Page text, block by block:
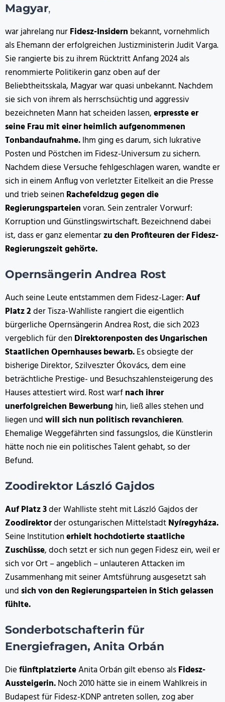
Magyar,
war jahrelang nurFidesz-Insidern bekannt, vornehmlich
als Ehemann der erfolgreichen Justizministerin Judit Varga.
Sie rangierte bis zu ihrem Rücktritt Anfang 2024 als
renommierte Politikerin ganz oben auf der
Beliebtheitsskala, Magyar war quasi unbekannt. Nachdem
sie sich von ihrem als herrschsüchtig und aggressiv
bezeichneten Mann hat scheiden lassen,erpresste er
seine Frau mit einer heimlich aufgenommenen
Tonbandaufnahme.Ihm ging es darum, sich lukrative
Posten und Pöstchen im Fidesz-Universum zu sichern.
Nachdem diese Versuche fehlgeschlagen waren, wandte er
sich in einem Anflug von verletzter Eitelkeit an die Presse
und trieb seinen Rachefeldzug gegen die
Regierungsparteienvoran. Sein zentraler Vorwurf:
Korruption und Günstlingswirtschaft. Bezeichnend dabei
ist, dass er ganz elementarzu den Profiteuren der Fidesz-
Regierungszeit gehörte.
Opernsängerin Andrea Rost
Auch seine Leute entstammen dem Fidesz-Lager:Auf
Platz 2der Tisza-Wahlliste rangiert die eigentlich
bürgerliche Opernsängerin Andrea Rost, die sich 2023
vergeblich für den Direktorenposten des Ungarischen
Staatlichen Opernhauses bewarb.Es obsiegte der
bisherige Direktor, Szilveszter Ókovács, dem eine
beträchtliche Prestige- und Besuchszahlensteigerung des
Hauses attestiert wird. Rost warfnach ihrer
unerfolgreichen Bewerbung hin, ließ alles stehen und
liegen undwill sich nun politisch revanchieren.
Ehemalige Weggefährten sind fassungslos, die Künstlerin
hätte noch nie ein politisches Talent gehabt, so der
Befund.
Zoodirektor László Gajdos
Auf Platz 3der Wahlliste steht mit László Gajdos der
Zoodirektorder ostungarischen MittelstadtNyíregyháza.
Seine Institutionerhielt hochdotierte staatliche
Zuschüsse, doch setzt er sich nun gegen Fidesz ein, weil er
sich vor Ort – angeblich – unlauteren Attacken im
Zusammenhang mit seiner Amtsführung ausgesetzt sah
und sich von den Regierungsparteien in Stich gelassen
fühlte.
Sonderbotschafterin für
Energiefragen, Anita Orbán
DiefünftplatzierteAnita Orbán gilt ebenso alsFidesz-
Aussteigerin.Noch 2010 hätte sie in einem Wahlkreis in
Budapest für Fidesz-KDNP antreten sollen, zog aber